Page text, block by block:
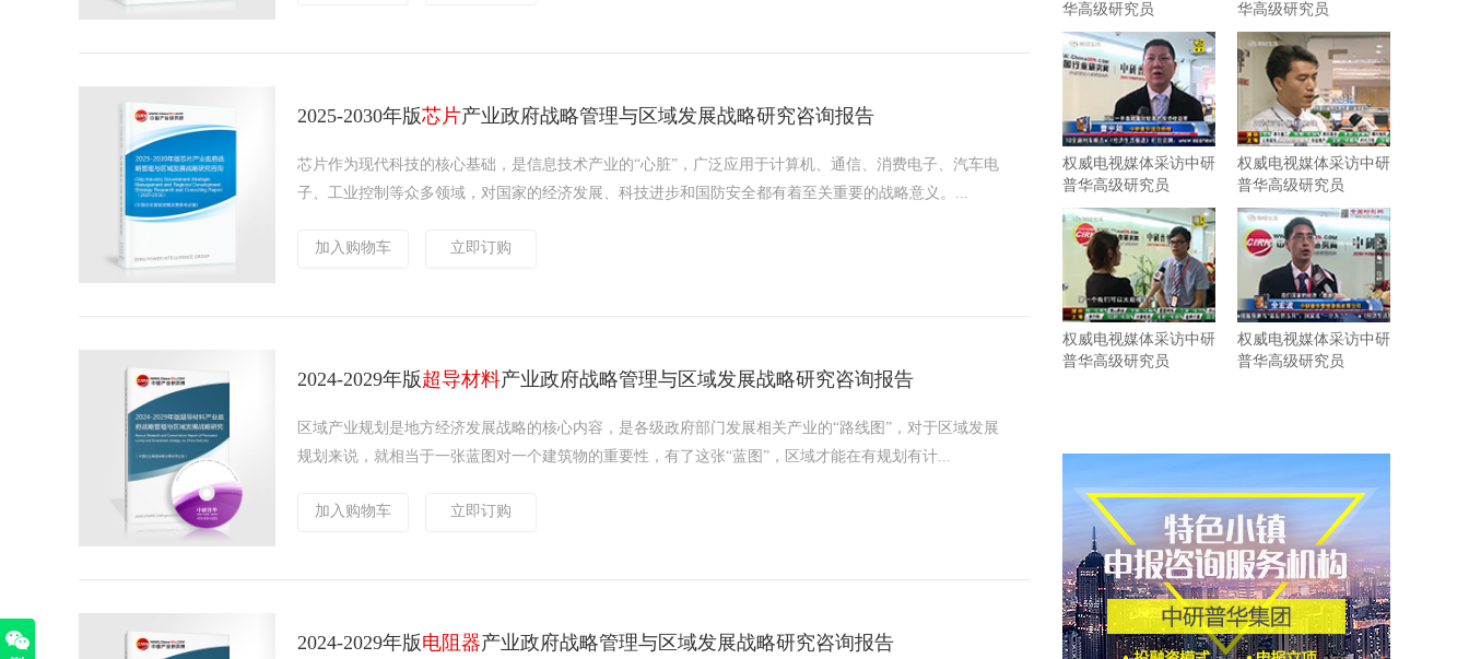
2025-2030年版芯片产业政府战略管理与区域发展战略研究咨询报告
芯片作为现代科技的核心基础，是信息技术产业的“心脏”，广泛应用于计算机、通信、消费电子、汽车电
子、工业控制等众多领域，对国家的经济发展、科技进步和国防安全都有着至关重要的战略意义。...
加入购物车 立即订购
2024-2029年版超导材料产业政府战略管理与区域发展战略研究咨询报告
区域产业规划是地方经济发展战略的核心内容，是各级政府部门发展相关产业的“路线图”，对于区域发展
规划来说，就相当于一张蓝图对一个建筑物的重要性，有了这张“蓝图”，区域才能在有规划有计...
加入购物车 立即订购
2024-2029年版电阻器产业政府战略管理与区域发展战略研究咨询报告
华高级研究员
华高级研究员
权威电视媒体采访中研
普华高级研究员
权威电视媒体采访中研
普华高级研究员
权威电视媒体采访中研
普华高级研究员
权威电视媒体采访中研
普华高级研究员